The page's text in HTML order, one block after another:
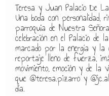
Teresa y Juan Palacio De
Una boda con personalidad,
parroquia de Nuestra
celebración en el Palacio de
marcado por la energía y la
reportaje lleno de fuerza,
movimiento, emoción y de la
que @teresa.pizarro y
día.